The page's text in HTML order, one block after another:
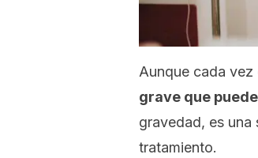
Aunque cada
grave que
gravedad, es
tratamiento.